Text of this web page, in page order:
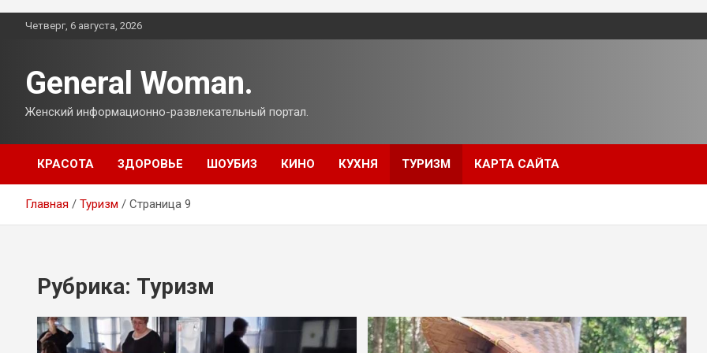
ПерейтиЧетверг, 6 августа, 2026
General Woman.
Женский информационно-развлекательный портал.
КРАСОТА ЗДОРОВЬЕ ШОУБИЗ КИНО КУХНЯ ТУРИЗМ КАРТА САЙТА
Главная Туризм Страница 9
Рубрика: Туризм